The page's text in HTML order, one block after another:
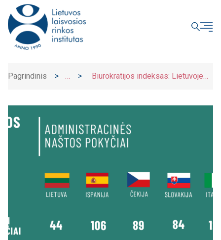
Pagrindinis
>
>
Biurokratijos indeksas: Lietuvoje
UŽDARYTI